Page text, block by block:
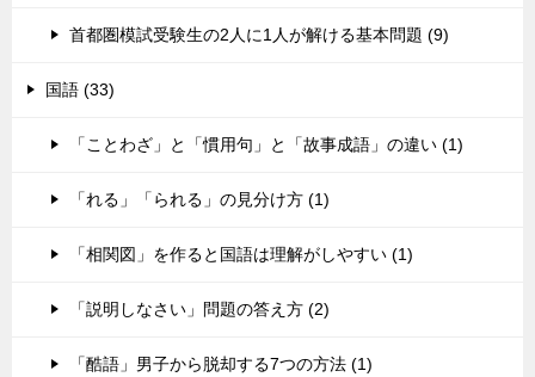
首都圏模試受験生の2人に1人が解ける基本問題 (9)
国語 (33)
「ことわざ」と「慣用句」と「故事成語」の違い (1)
「れる」「られる」の見分け方 (1)
「相関図」を作ると国語は理解がしやすい (1)
「説明しなさい」問題の答え方 (2)
「酷語」男子から脱却する7つの方法 (1)